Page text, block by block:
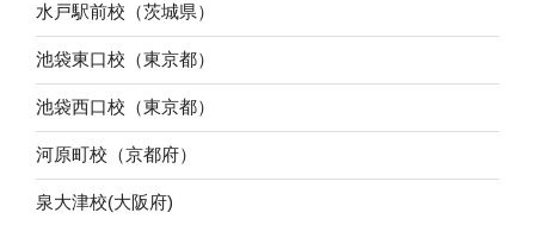
水戸駅前校（茨城県）
池袋東口校（東京都）
池袋西口校（東京都）
河原町校（京都府）
泉大津校(大阪府)